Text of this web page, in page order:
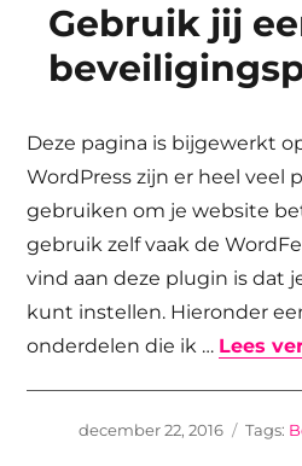
Gebruik jij
Deze pagina is bijgewerkt
WordPress zijn er heel veel
gebruiken om je website
gebruik zelf vaak de
vind aan deze plugin is dat
kunt instellen. Hieronder
onderdelen die ik … Lees
Geplaatst
december 22, 2016